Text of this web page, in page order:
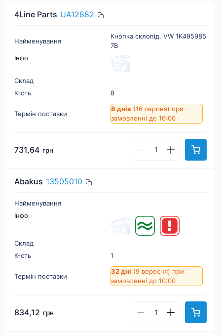
4Line Parts UA12882
Найменування
Кнопка склопід. VW 1K495985
7B
Інфо
Склад
К-cть
8
Термін поставки
8 днів (16 серпня) при
замовленні до 16:00
731,64 грн
Abakus 13505010
Найменування
Інфо
Склад
К-cть
1
Термін поставки
32 дні (9 вересня) при
замовленні до 10:00
834,12 грн